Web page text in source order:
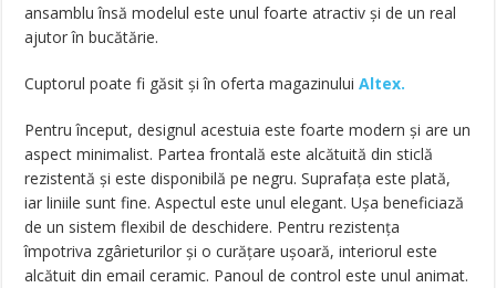
ansamblu însă modelul este unul foarte atractiv și de un real
ajutor în bucătărie.
Cuptorul poate fi găsit și în oferta magazinuluiAltex.
Pentru început, designul acestuia este foarte modern și are un
aspect minimalist. Partea frontală este alcătuită din sticlă
rezistentă și este disponibilă pe negru. Suprafața este plată,
iar liniile sunt fine. Aspectul este unul elegant. Ușa beneficiază
de un sistem flexibil de deschidere. Pentru rezistența
împotriva zgârieturilor și o curățare ușoară, interiorul este
alcătuit din email ceramic. Panoul de control este unul animat.